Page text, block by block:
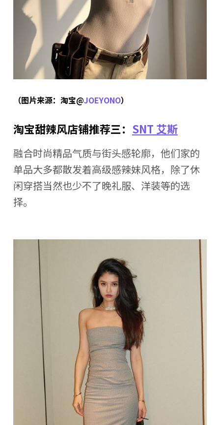
（图片来源：淘宝@JOEYONO）
淘宝甜辣风店铺推荐三： SNT 艾斯
融合时尚精品气质与街头感轮廓，他们家的
单品大多都散发着高级感辣妹风格，除了休
闲穿搭当然也少不了晚礼服、洋装等的选
择。